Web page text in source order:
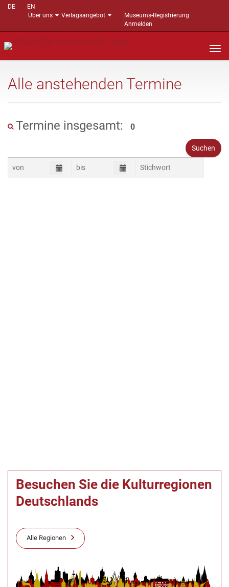
DE
EN
Über uns
Verlagsangebot
Museums-Registrierung
Anmelden
Alle anstehenden Termine
Termine insgesamt: 0
Besuchen Sie die Kulturregionen
Deutschlands
Alle Regionen